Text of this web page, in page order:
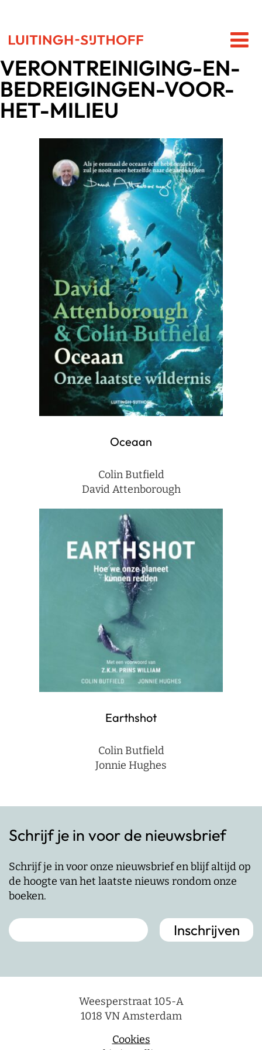
VERONTREINIGING-EN-
BEDREIGINGEN-VOOR-
HET-MILIEU
Oceaan
Colin Butfield
David Attenborough
Earthshot
Colin Butfield
Jonnie Hughes
Schrijf je in voor de nieuwsbrief
Schrijf je in voor onze nieuwsbrief en blijf altijd op
de hoogte van het laatste nieuws rondom onze
boeken.
Weesperstraat 105-A
1018 VN Amsterdam
Cookies